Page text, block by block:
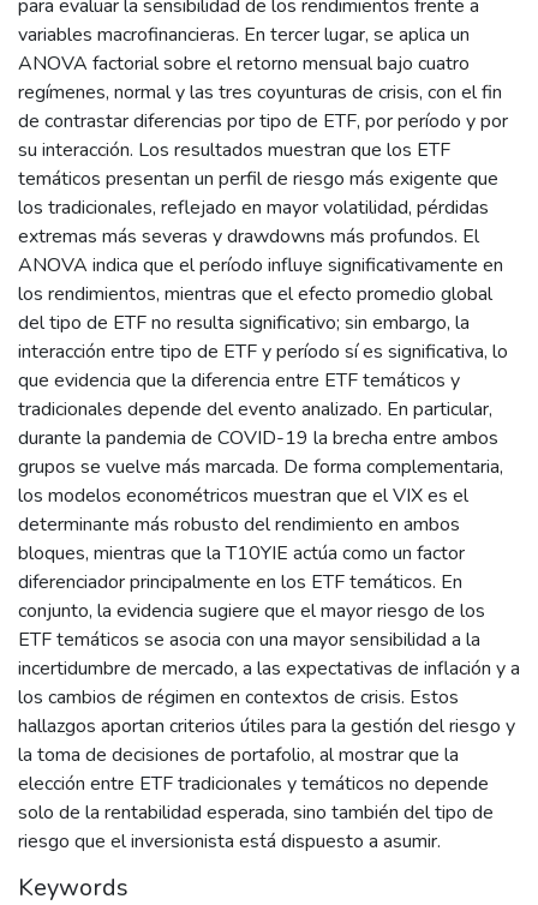
para evaluar la sensibilidad de los rendimientos frente a
variables macrofinancieras. En tercer lugar, se aplica un
ANOVA factorial sobre el retorno mensual bajo cuatro
regímenes, normal y las tres coyunturas de crisis, con el fin
de contrastar diferencias por tipo de ETF, por período y por
su interacción. Los resultados muestran que los ETF
temáticos presentan un perfil de riesgo más exigente que
los tradicionales, reflejado en mayor volatilidad, pérdidas
extremas más severas y drawdowns más profundos. El
ANOVA indica que el período influye significativamente en
los rendimientos, mientras que el efecto promedio global
del tipo de ETF no resulta significativo; sin embargo, la
interacción entre tipo de ETF y período sí es significativa, lo
que evidencia que la diferencia entre ETF temáticos y
tradicionales depende del evento analizado. En particular,
durante la pandemia de COVID-19 la brecha entre ambos
grupos se vuelve más marcada. De forma complementaria,
los modelos econométricos muestran que el VIX es el
determinante más robusto del rendimiento en ambos
bloques, mientras que la T10YIE actúa como un factor
diferenciador principalmente en los ETF temáticos. En
conjunto, la evidencia sugiere que el mayor riesgo de los
ETF temáticos se asocia con una mayor sensibilidad a la
incertidumbre de mercado, a las expectativas de inflación y a
los cambios de régimen en contextos de crisis. Estos
hallazgos aportan criterios útiles para la gestión del riesgo y
la toma de decisiones de portafolio, al mostrar que la
elección entre ETF tradicionales y temáticos no depende
solo de la rentabilidad esperada, sino también del tipo de
riesgo que el inversionista está dispuesto a asumir.
Keywords